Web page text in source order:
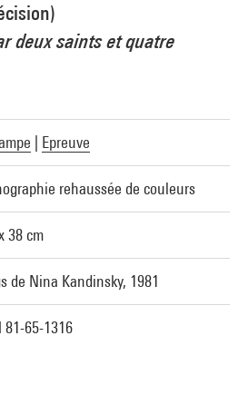
deux saints et quatre
Epreuve
rehaussée de couleurs
38 cm
de Nina Kandinsky, 1981
81-65-1316
MNAM-CCI/Georges Meguerditchian/Dist.